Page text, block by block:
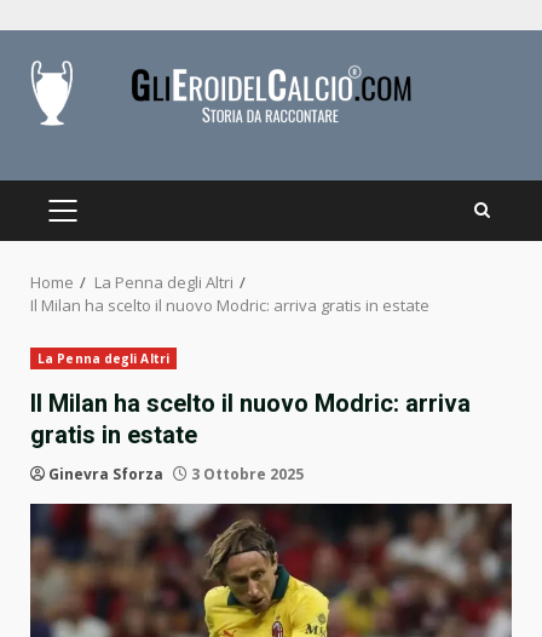
content
PRIMARY
Home
La Penna degli Altri
Il Milan ha scelto il nuovo Modric: arriva gratis in estate
La Penna degli Altri
Il Milan ha scelto il nuovo Modric: arriva
gratis in estate
Ginevra Sforza 3 Ottobre 2025